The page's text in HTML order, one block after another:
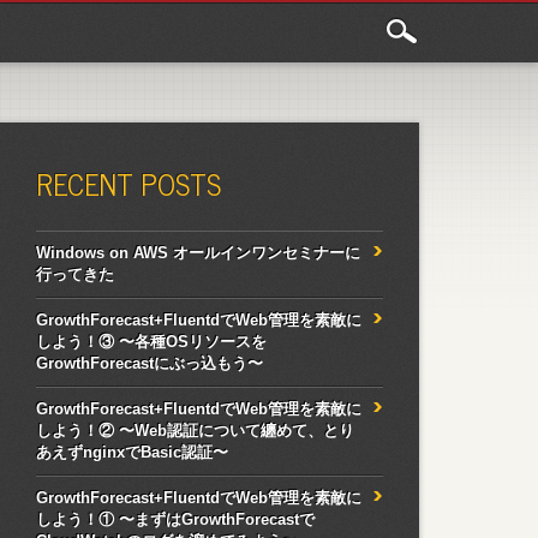
RECENT POSTS
Windows on AWS オールインワンセミナーに
行ってきた
GrowthForecast+FluentdでWeb管理を素敵に
しよう！③ 〜各種OSリソースを
GrowthForecastにぶっ込もう〜
GrowthForecast+FluentdでWeb管理を素敵に
しよう！② 〜Web認証について纏めて、とり
あえずnginxでBasic認証〜
GrowthForecast+FluentdでWeb管理を素敵に
しよう！① 〜まずはGrowthForecastで